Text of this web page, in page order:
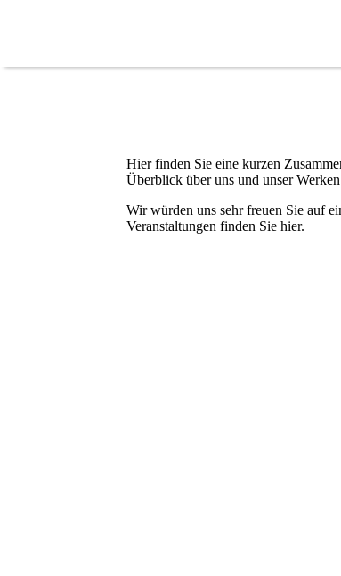
Hier finden Sie eine kurzen
Überblick über uns und unser
Wir würden uns sehr freuen Sie auf
Veranstaltungen finden Sie hier.